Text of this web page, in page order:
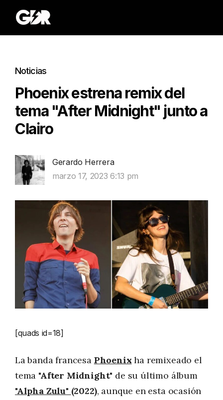
Noticias
Phoenix estrena remix del
tema "After Midnight" junto a
Clairo
Gerardo Herrera
marzo 17, 2023 6:13 pm
[quads id=18]
La banda francesa Phoenix ha remixeado el
tema "After Midnight" de su último álbum
"Alpha Zulu" (2022), aunque en esta ocasión